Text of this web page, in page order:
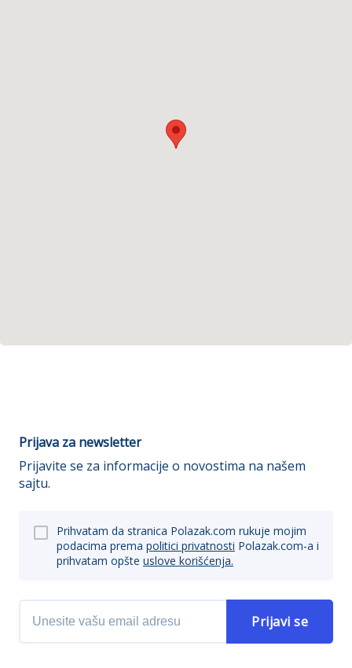
Prijava za newsletter
Prijavite se za informacije o novostima na našem
sajtu.
Prihvatam da stranica Polazak.com rukuje mojim
podacima prema politici privatnosti Polazak.com-a i
prihvatam opšte uslove korišćenja.
Prijavi se